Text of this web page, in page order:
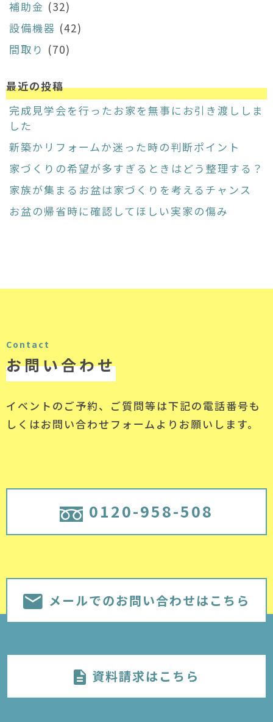
補助金 (32)
設備機器 (42)
間取り (70)
最近の投稿
完成見学会を行ったお家を無事にお引き渡ししま
した
新築かリフォームか迷った時の判断ポイント
家づくりの希望が多すぎるときはどう整理する？
家族が集まるお盆は家づくりを考えるチャンス
お盆の帰省時に確認してほしい実家の傷み
Contact
お問い合わせ
イベントのご予約、ご質問等は下記の電話番号も
しくはお問い合わせフォームよりお願いします。
0120-958-508
メールでのお問い合わせはこちら
資料請求はこちら